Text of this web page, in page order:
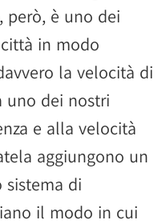
però, è uno dei
in modo
la velocità di
uno dei nostri
e alla velocità
aggiungono un
di
il modo in cui